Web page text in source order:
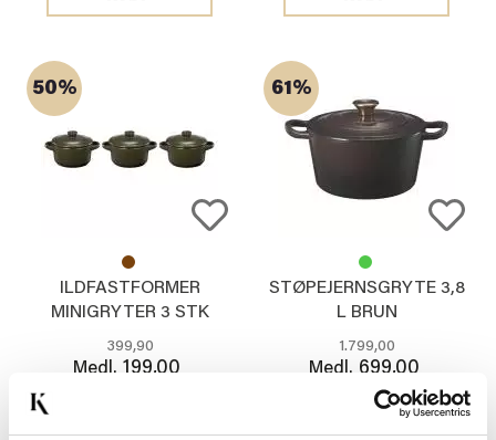
50%
ILDFASTFORMER
MINIGRYTER 3 STK
GRØNN
399,90
Medl. 199,00
61%
STØPEJERNSGRYTE 3,8
L BRUN
1.799,00
Medl. 699,00